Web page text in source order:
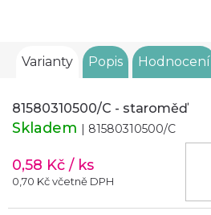
Varianty Popis Hodnocení
81580310500/C - staroměď
Skladem | 81580310500/C
0,58 Kč / ks
0,70 Kč včetně DPH